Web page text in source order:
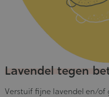
Lavendel tegen
Verstuif fijne lavendel en/